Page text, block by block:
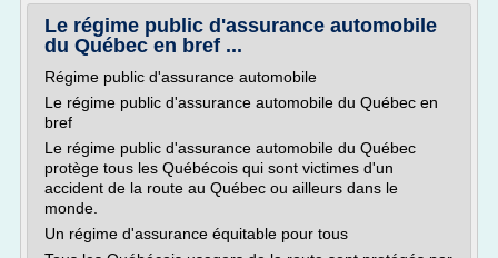
Le régime public d'assurance automobile
du Québec en bref ...
Régime public d'assurance automobile
Le régime public d'assurance automobile du Québec en
bref
Le régime public d'assurance automobile du Québec
protège tous les Québécois qui sont victimes d'un
accident de la route au Québec ou ailleurs dans le
monde.
Un régime d'assurance équitable pour tous